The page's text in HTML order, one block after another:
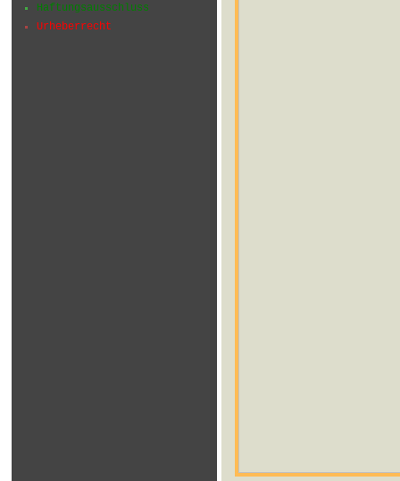
Haftungsausschluss
Urheberrecht